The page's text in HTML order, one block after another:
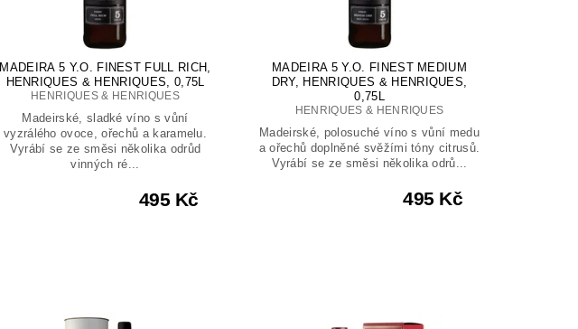
MADEIRA 5 Y.O. FINEST FULL RICH,
HENRIQUES & HENRIQUES, 0,75L
HENRIQUES & HENRIQUES
Madeirské, sladké víno s vůní
vyzrálého ovoce, ořechů a karamelu.
Vyrábí se ze směsi několika odrůd
vinných ré...
495 Kč
MADEIRA 5 Y.O. FINEST MEDIUM
DRY, HENRIQUES & HENRIQUES,
0,75L
HENRIQUES & HENRIQUES
Madeirské, polosuché víno s vůní medu
a ořechů doplněné svěžími tóny citrusů.
Vyrábí se ze směsi několika odrů...
495 Kč